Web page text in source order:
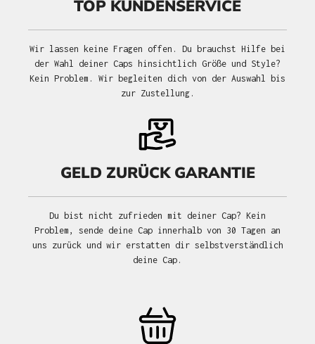
TOP KUNDENSERVICE
Wir lassen keine Fragen offen. Du brauchst Hilfe bei
der Wahl deiner Caps hinsichtlich Größe und Style?
Kein Problem. Wir begleiten dich von der Auswahl bis
zur Zustellung.
GELD ZURÜCK GARANTIE
Du bist nicht zufrieden mit deiner Cap? Kein
Problem, sende deine Cap innerhalb von 30 Tagen an
uns zurück und wir erstatten dir selbstverständlich
deine Cap.